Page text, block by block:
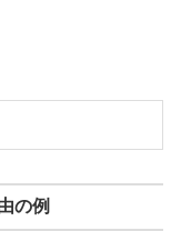
の例